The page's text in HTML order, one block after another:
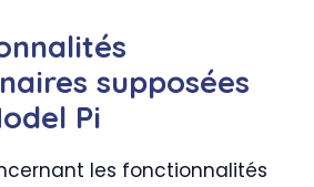
supposées
Pi
les fonctionnalités